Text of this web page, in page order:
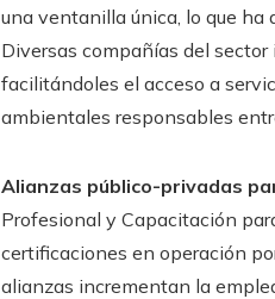
una ventanilla única, lo que ha
Diversas compañías del
facilitándoles el acceso a
ambientales responsables
Alianzas público-privadas
Profesional y Capacitación
certificaciones en operación
alianzas incrementan la